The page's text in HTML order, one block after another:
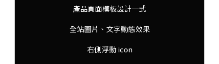
產品頁面模板設計一式
全站圖片、文字動態效果
右側浮動 icon